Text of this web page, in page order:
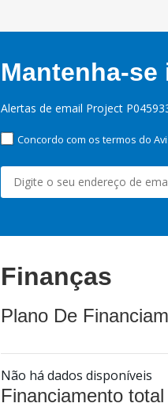
Mantenha-
Alertas de email Project
Concordo com os termos do
Finanças
Plano De
Não há dados disponíveis
Financiamento